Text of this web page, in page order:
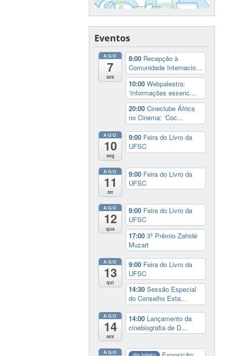
Eventos
AGO
7
sex
8:00 Recepção à
Comunidade Internacio...
10:00Webpalestra:
‘Informações essenc...
20:00Cineclube África
no Cinema: ‘Coc...
AGO
10
seg
9:00 Feira do Livro da
UFSC
AGO
11
ter
9:00 Feira do Livro da
UFSC
AGO
12
qua
9:00 Feira do Livro da
UFSC
17:003º Prêmio Zahidé
Muzart
AGO
13
qui
9:00 Feira do Livro da
UFSC
14:30Sessão Especial
do Conselho Esta...
AGO
14
sex
14:00 Lançamento da
cinebiografia de D...
AGO